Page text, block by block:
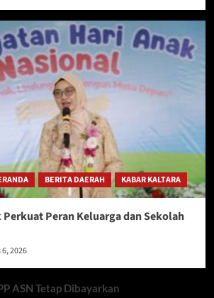
BERITA DAERAH KABAR KALTARA
Perkuat Peran Keluarga dan Sekolah
2026
ASN Tetap Dibayarkan